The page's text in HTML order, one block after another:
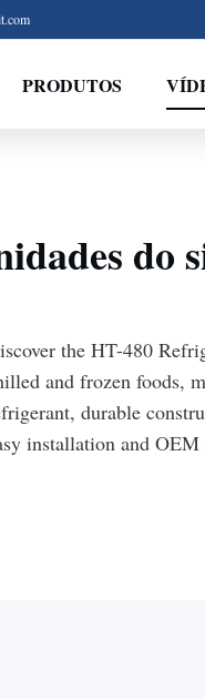
PRODUTOS
do
the HT-480
and frozen foods,
durable
installation and